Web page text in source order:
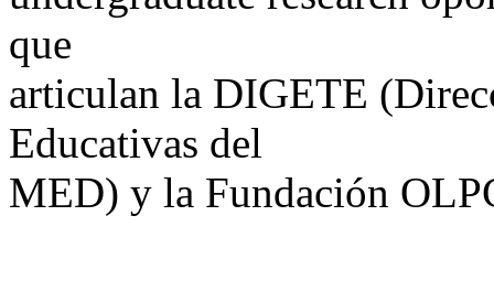
que
articulan la DIGETE
Educativas del
MED) y la Fundación